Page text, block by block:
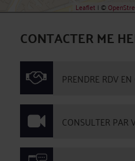
Leaflet | ©
CONTACTER ME
PRENDRE RDV
CONSULTER PAR